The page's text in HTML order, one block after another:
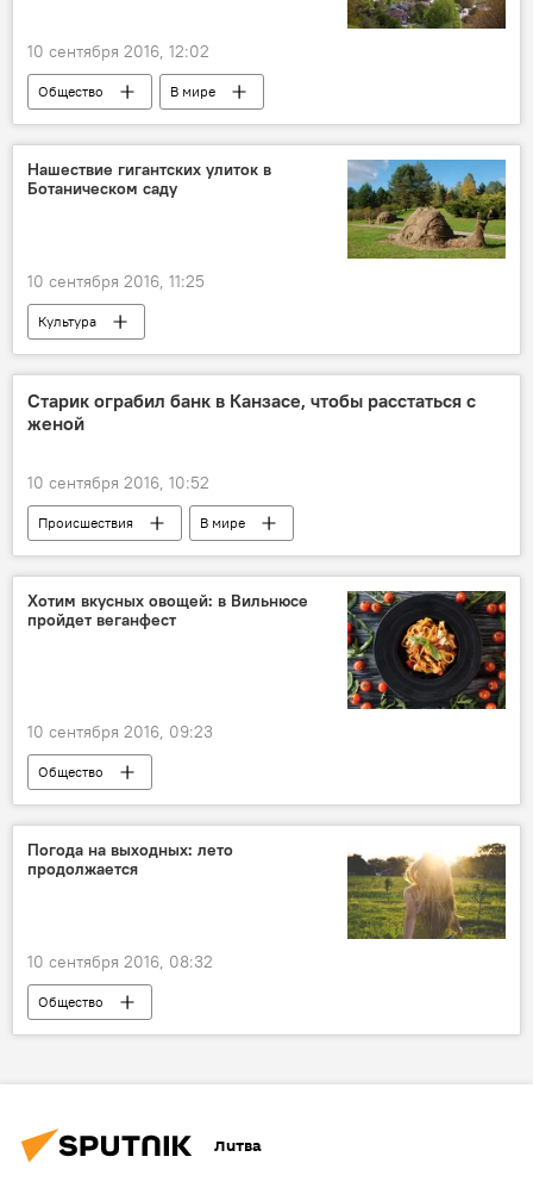
10 сентября 2016, 12:02
Общество В мире
Нашествие гигантских улиток в
Ботаническом саду
10 сентября 2016, 11:25
Культура
Старик ограбил банк в Канзасе, чтобы расстаться с
женой
10 сентября 2016, 10:52
Происшествия В мире
Хотим вкусных овощей: в Вильнюсе
пройдет веганфест
10 сентября 2016, 09:23
Общество
Поваренные книги всех стран, объединяйтесь
Погода на выходных: лето
продолжается
10 сентября 2016, 08:32
Общество
Литва